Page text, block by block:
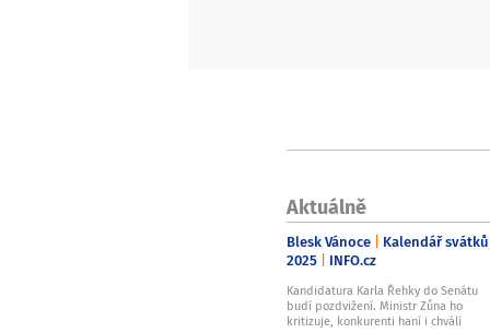
Aktuálně
Blesk Vánoce Kalendář svátků
2025 INFO.cz
Kandidatura Karla Řehky do Senátu
budí pozdvižení. Ministr Zůna ho
kritizuje, konkurenti haní i chválí